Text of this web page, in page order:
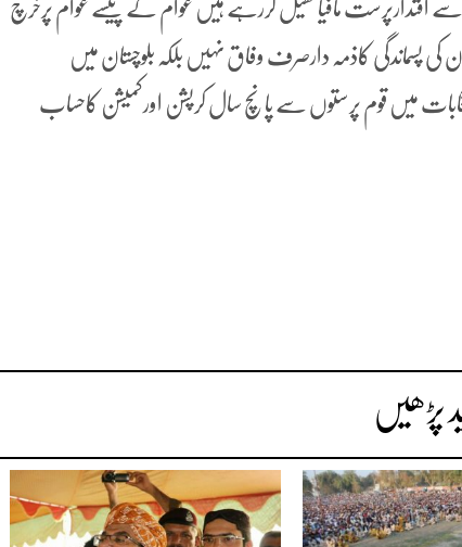
مافیاکھیل کررہے ہیں عوام کے پیسے عوام پرخرچ
پسماندگی کاذمہ دارصرف وفاق نہیں بلکہ بلوچستان میں
میں قوم پرستوں سے پانچ سال کرپشن اورکمیشن کاحساب
پڑھیں